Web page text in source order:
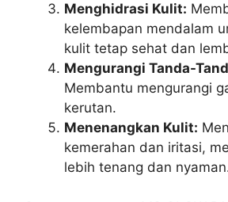
Menghidrasi Kulit:
kelembapan mendalam
kulit tetap sehat dan
Mengurangi Tanda-
Membantu mengurangi
kerutan.
Menenangkan Kulit:
kemerahan dan iritasi,
lebih tenang dan